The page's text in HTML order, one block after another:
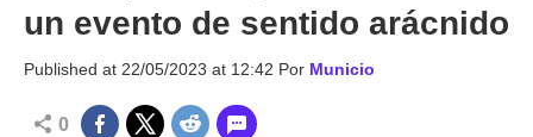
un evento de sentido arácnido
Published at 22/05/2023 at 12:42 Por Municio
0